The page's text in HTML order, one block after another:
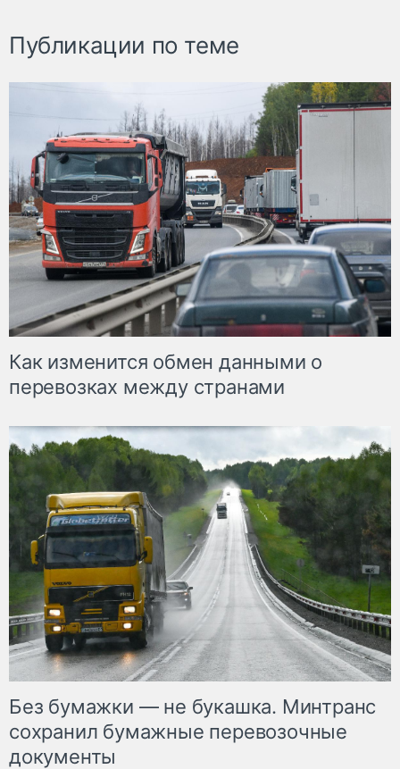
Публикации по теме
Как изменится обмен данными о
перевозках между странами
Без бумажки — не букашка. Минтранс
сохранил бумажные перевозочные
документы